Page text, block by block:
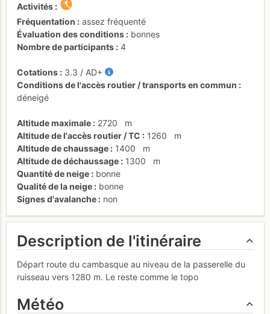
Activités
Fréquentation
assez fréquenté
Évaluation des conditions
bonnes
Nombre de participants
4
Cotations 3.3 / AD+
Conditions de l'accès routier / transports en commun
déneigé
Altitude maximale 2720
m
Altitude de l'accès routier / TC
1260
m
Altitude de chaussage
1400
m
Altitude de déchaussage
1300
m
Quantité de neige
bonne
Qualité de la neige
bonne
Signes d'avalanche
non
Description de l'itinéraire
Départ route du cambasque au niveau de la passerelle du
ruisseau vers 1280 m. Le reste comme le topo
Météo